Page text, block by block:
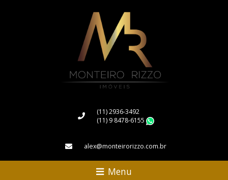
(11) 2936-3492
(11) 9 8478-6155
alex@monteirorizzo.com.br
Menu